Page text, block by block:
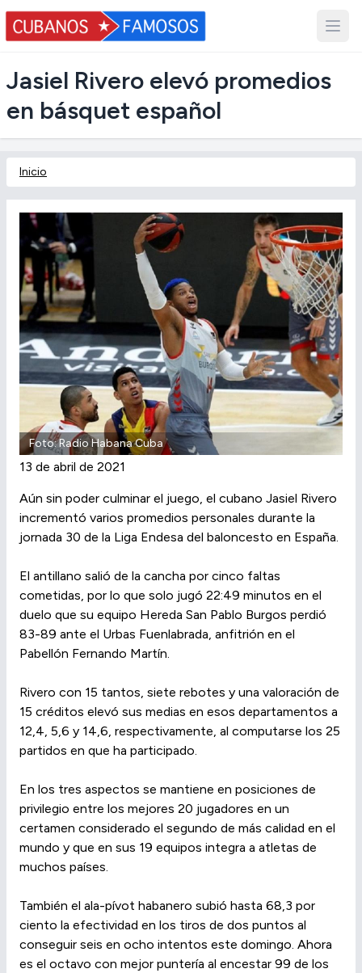
Jasiel Rivero elevó promedios
en básquet español
Inicio
Foto: Radio Habana Cuba
13 de abril de 2021
Aún sin poder culminar el juego, el cubano Jasiel Rivero
incrementó varios promedios personales durante la
jornada 30 de la Liga Endesa del baloncesto en España.
El antillano salió de la cancha por cinco faltas
cometidas, por lo que solo jugó 22:49 minutos en el
duelo que su equipo Hereda San Pablo Burgos perdió
83-89 ante el Urbas Fuenlabrada, anfitrión en el
Pabellón Fernando Martín.
Rivero con 15 tantos, siete rebotes y una valoración de
15 créditos elevó sus medias en esos departamentos a
12,4, 5,6 y 14,6, respectivamente, al computarse los 25
partidos en que ha participado.
En los tres aspectos se mantiene en posiciones de
privilegio entre los mejores 20 jugadores en un
certamen considerado el segundo de más calidad en el
mundo y que en sus 19 equipos integra a atletas de
muchos países.
También el ala-pívot habanero subió hasta 68,3 por
ciento la efectividad en los tiros de dos puntos al
conseguir seis en ocho intentos este domingo. Ahora
es el octavo con mejor puntería al encestar 99 de los